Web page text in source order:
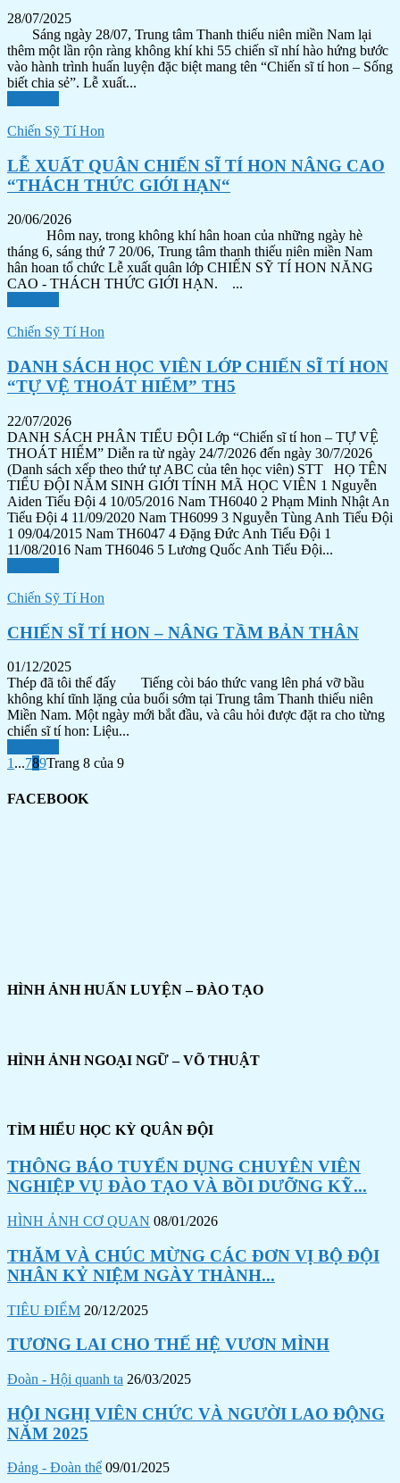
28/07/2025
Sáng ngày 28/07, Trung tâm Thanh thiếu niên miền Nam lại
thêm một lần rộn ràng không khí khi 55 chiến sĩ nhí hào hứng bước
vào hành trình huấn luyện đặc biệt mang tên “Chiến sĩ tí hon – Sống
biết chia sẻ”. Lễ xuất...
Chiến Sỹ Tí Hon
LỄ XUẤT QUÂN CHIẾN SĨ TÍ HON NÂNG CAO
“THÁCH THỨC GIỚI HẠN“
20/06/2026
Hôm nay, trong không khí hân hoan của những ngày hè
tháng 6, sáng thứ 7 20/06, Trung tâm thanh thiếu niên miền Nam
hân hoan tổ chức Lễ xuất quân lớp CHIẾN SỸ TÍ HON NĂNG
CAO - THÁCH THỨC GIỚI HẠN. ...
Chiến Sỹ Tí Hon
DANH SÁCH HỌC VIÊN LỚP CHIẾN SĨ TÍ HON
“TỰ VỆ THOÁT HIỂM” TH5
22/07/2026
DANH SÁCH PHÂN TIỂU ĐỘI Lớp “Chiến sĩ tí hon – TỰ VỆ
THOÁT HIỂM” Diễn ra từ ngày 24/7/2026 đến ngày 30/7/2026
(Danh sách xếp theo thứ tự ABC của tên học viên) STT HỌ TÊN
TIỂU ĐỘI NĂM SINH GIỚI TÍNH MÃ HỌC VIÊN 1 Nguyễn
Aiden Tiểu Đội 4 10/05/2016 Nam TH6040 2 Phạm Minh Nhật An
Tiểu Đội 4 11/09/2020 Nam TH6099 3 Nguyễn Tùng Anh Tiểu Đội
1 09/04/2015 Nam TH6047 4 Đặng Đức Anh Tiểu Đội 1
11/08/2016 Nam TH6046 5 Lương Quốc Anh Tiểu Đội...
Chiến Sỹ Tí Hon
CHIẾN SĨ TÍ HON – NÂNG TẦM BẢN THÂN
01/12/2025
Thép đã tôi thế đấy Tiếng còi báo thức vang lên phá vỡ bầu
không khí tĩnh lặng của buổi sớm tại Trung tâm Thanh thiếu niên
Miền Nam. Một ngày mới bắt đầu, và câu hỏi được đặt ra cho từng
chiến sĩ tí hon: Liệu...
1 ...789Trang 8 của 9
FACEBOOK
HÌNH ẢNH HUẤN LUYỆN – ĐÀO TẠO
HÌNH ẢNH NGOẠI NGỮ – VÕ THUẬT
TÌM HIỂU HỌC KỲ QUÂN ĐỘI
THÔNG BÁO TUYỂN DỤNG CHUYÊN VIÊN
NGHIỆP VỤ ĐÀO TẠO VÀ BỒI DƯỠNG KỸ...
HÌNH ẢNH CƠ QUAN 08/01/2026
THĂM VÀ CHÚC MỪNG CÁC ĐƠN VỊ BỘ ĐỘI
NHÂN KỶ NIỆM NGÀY THÀNH...
TIÊU ĐIỂM 20/12/2025
TƯƠNG LAI CHO THẾ HỆ VƯƠN MÌNH
Đoàn - Hội quanh ta 26/03/2025
HỘI NGHỊ VIÊN CHỨC VÀ NGƯỜI LAO ĐỘNG
NĂM 2025
Đảng - Đoàn thể 09/01/2025